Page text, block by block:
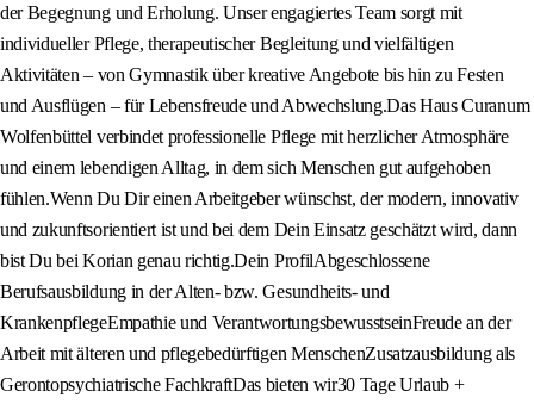
der Begegnung und Erholung. Unser engagiertes Team sorgt mit
individueller Pflege, therapeutischer Begleitung und vielfältigen
Aktivitäten – von Gymnastik über kreative Angebote bis hin zu Festen
und Ausflügen – für Lebensfreude und Abwechslung.Das Haus Curanum
Wolfenbüttel verbindet professionelle Pflege mit herzlicher Atmosphäre
und einem lebendigen Alltag, in dem sich Menschen gut aufgehoben
fühlen.Wenn Du Dir einen Arbeitgeber wünschst, der modern, innovativ
und zukunftsorientiert ist und bei dem Dein Einsatz geschätzt wird, dann
bist Du bei Korian genau richtig.Dein ProfilAbgeschlossene
Berufsausbildung in der Alten- bzw. Gesundheits- und
KrankenpflegeEmpathie und VerantwortungsbewusstseinFreude an der
Arbeit mit älteren und pflegebedürftigen MenschenZusatzausbildung als
Gerontopsychiatrische FachkraftDas bieten wir30 Tage Urlaub +